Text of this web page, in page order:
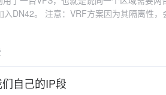
功跑起来了。于是乎告一段落...吗? 发现
部节点也可以通过HKG节点Ping到其他
主机的服务。如果你需
同一张路由表，可能会造成路由污染、
隔离：DN42路由表和公网路由表相隔离，从
维管理：可以使用birdc show route table
自己的IP段